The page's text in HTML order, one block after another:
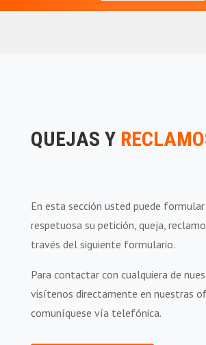
QUEJAS Y
En esta sección usted puede
respetuosa su petición, queja,
través del siguiente formulario.
Para contactar con cualquiera de
visítenos directamente en nuestras
comuníquese vía telefónica.